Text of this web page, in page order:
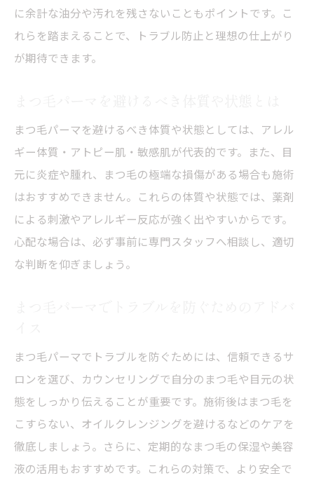
に余計な油分や汚れを残さないこともポイントです。こ
れらを踏まえることで、トラブル防止と理想の仕上がり
が期待できます。
まつ毛パーマを避けるべき体質や状態としては、アレル
ギー体質・アトピー肌・敏感肌が代表的です。また、目
元に炎症や腫れ、まつ毛の極端な損傷がある場合も施術
はおすすめできません。これらの体質や状態では、薬剤
による刺激やアレルギー反応が強く出やすいからです。
心配な場合は、必ず事前に専門スタッフへ相談し、適切
な判断を仰ぎましょう。
まつ毛パーマでトラブルを防ぐためには、信頼できるサ
ロンを選び、カウンセリングで自分のまつ毛や目元の状
態をしっかり伝えることが重要です。施術後はまつ毛を
こすらない、オイルクレンジングを避けるなどのケアを
徹底しましょう。さらに、定期的なまつ毛の保湿や美容
液の活用もおすすめです。これらの対策で、より安全で